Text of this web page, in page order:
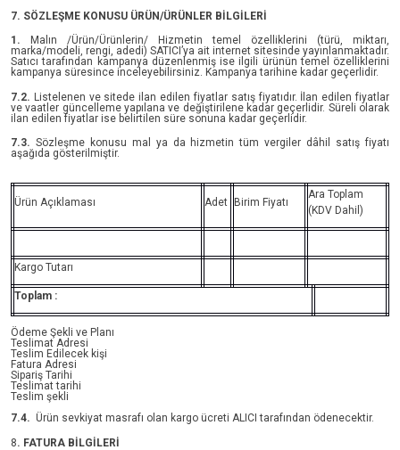
7. SÖZLEŞME KONUSU ÜRÜN/ÜRÜNLER BİLGİLERİ
1. Malın /Ürün/Ürünlerin/ Hizmetin temel özelliklerini (türü, miktarı,
marka/modeli, rengi, adedi) SATICI’ya ait internet sitesinde yayınlanmaktadır.
Satıcı tarafından kampanya düzenlenmiş ise ilgili ürünün temel özelliklerini
kampanya süresince inceleyebilirsiniz. Kampanya tarihine kadar geçerlidir.
7.2. Listelenen ve sitede ilan edilen fiyatlar satış fiyatıdır. İlan edilen fiyatlar
ve vaatler güncelleme yapılana ve değiştirilene kadar geçerlidir. Süreli olarak
ilan edilen fiyatlar ise belirtilen süre sonuna kadar geçerlidir.
7.3. Sözleşme konusu mal ya da hizmetin tüm vergiler dâhil satış fiyatı
aşağıda gösterilmiştir.
Ürün Açıklaması Adet Birim Fiyatı
Ara Toplam
(KDV Dahil)
Kargo Tutarı
Toplam :
Ödeme Şekli ve Planı
Teslimat Adresi
Teslim Edilecek kişi
Fatura Adresi
Sipariş Tarihi
Teslimat tarihi
Teslim şekli
7.4. Ürün sevkiyat masrafı olan kargo ücreti ALICI tarafından ödenecektir.
8. FATURA BİLGİLERİ